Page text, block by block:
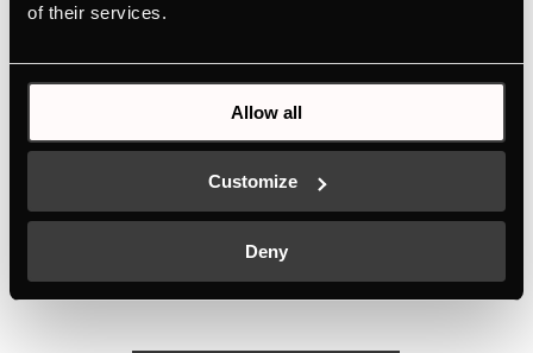
of their services.
Allow all
Customize
Deny